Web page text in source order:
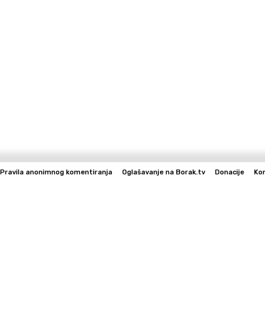
Pravila anonimnog komentiranja Oglašavanje na Borak.tv Donacije